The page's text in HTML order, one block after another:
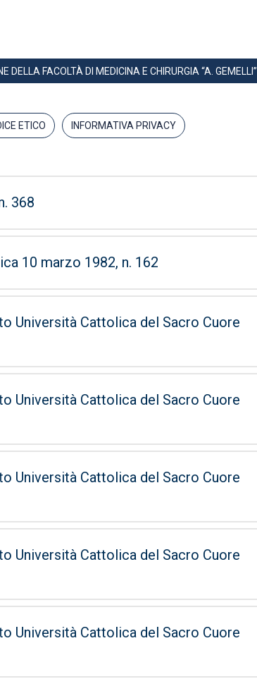
FACOLTÀ DI MEDICINA E CHIRURGIA “A. GEMELLI”
ETICO INFORMATIVA PRIVACY
368
10 marzo 1982, n. 162
Università Cattolica del Sacro Cuore
Università Cattolica del Sacro Cuore
Università Cattolica del Sacro Cuore
Università Cattolica del Sacro Cuore
Università Cattolica del Sacro Cuore